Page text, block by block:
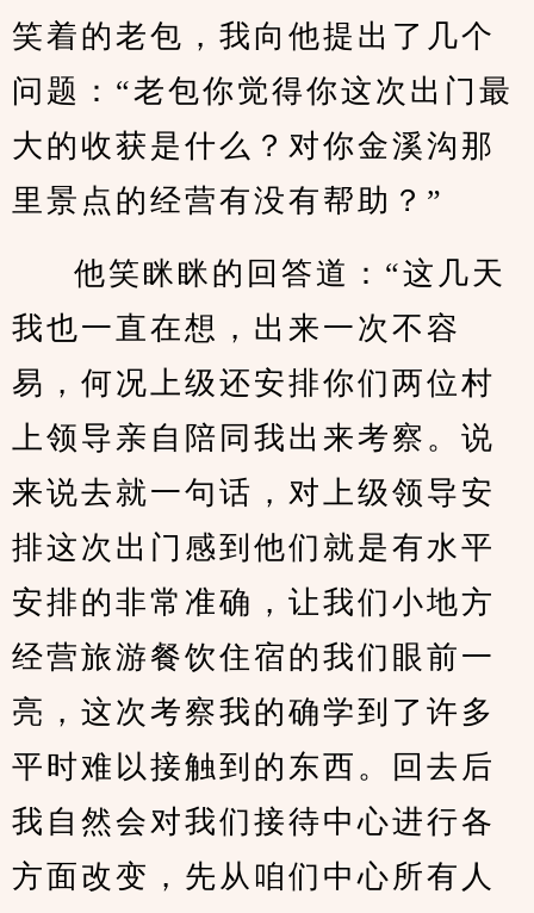
笑着的老包，我向他提出了几个
问题：“老包你觉得你这次出门最
大的收获是什么？对你金溪沟那
里景点的经营有没有帮助？”
他笑眯眯的回答道：“这几天
我也一直在想，出来一次不容
易，何况上级还安排你们两位村
上领导亲自陪同我出来考察。说
来说去就一句话，对上级领导安
排这次出门感到他们就是有水平
安排的非常准确，让我们小地方
经营旅游餐饮住宿的我们眼前一
亮，这次考察我的确学到了许多
平时难以接触到的东西。回去后
我自然会对我们接待中心进行各
方面改变，先从咱们中心所有人